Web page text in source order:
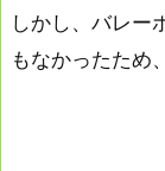
しかし、バレー
もなかったため